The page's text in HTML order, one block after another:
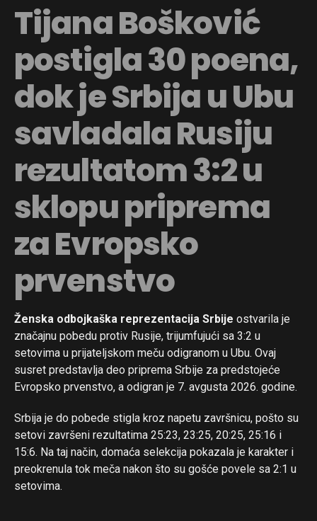
Tijana Bošković
postigla 30 poena,
dok je Srbija u Ubu
savladala Rusiju
rezultatom 3:2 u
sklopu priprema
za Evropsko
prvenstvo
Ženska odbojkaška reprezentacija Srbije ostvarila je
značajnu pobedu protiv Rusije, trijumfujući sa 3:2 u
setovima u prijateljskom meču odigranom u Ubu. Ovaj
susret predstavlja deo priprema Srbije za predstojeće
Evropsko prvenstvo, a odigran je 7. avgusta 2026. godine.
Srbija je do pobede stigla kroz napetu završnicu, pošto su
setovi završeni rezultatima 25:23, 23:25, 20:25, 25:16 i
15:6. Na taj način, domaća selekcija pokazala je karakter i
preokrenula tok meča nakon što su gošće povele sa 2:1 u
setovima.